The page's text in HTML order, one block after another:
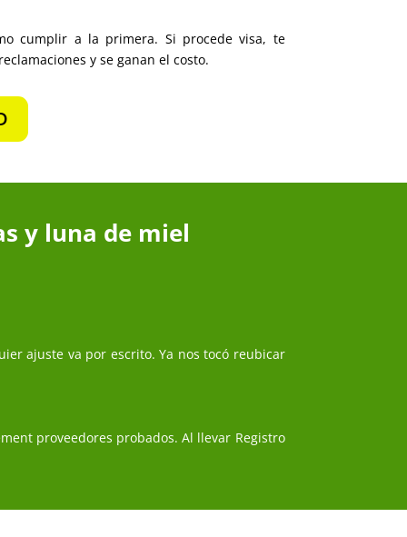
cumplir a la primera. Si procede visa, te
y se ganan el costo.
y luna de miel
ajuste va por escrito. Ya nos tocó reubicar
proveedores probados. Al llevar Registro